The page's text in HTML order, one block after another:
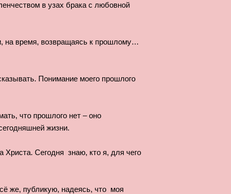
в узах брака с любовной
на время, возвращаясь к прошлому…
Понимание моего прошлого
что прошлого нет – оно
жизни.
Сегодня знаю, кто я, для чего
же, публикую, надеясь, что моя